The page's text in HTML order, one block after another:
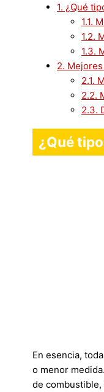
1. ¿Qué
1.1.
1.2.
1.3.
2.
2.1.
2.2.
2.3.
¿Qué
En esencia,
o menor
de